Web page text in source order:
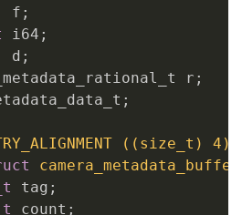
f
;
i64 ;
d
;
r
;
;
((size_t) 4)
tag ;
count ;